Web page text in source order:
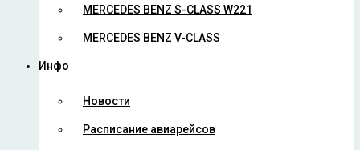
MERCEDES BENZ S-CLASS W221
MERCEDES BENZ V-CLASS
Инфо
Новости
Расписание авиарейсов
Такси в аэропорт Минск 2